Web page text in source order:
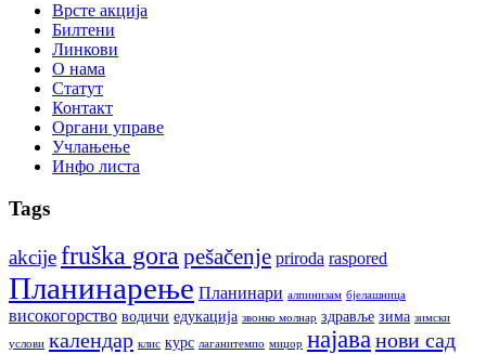
Врсте акција
Билтени
Линкови
О нама
Статут
Контакт
Органи управе
Учлањење
Инфо листа
Tags
akcijefruška gora pešačenje priroda raspored
Планинарење Планинари алпинизам бјелашница
високогорство водичи едукација звонко молнар здравље зима зимски
услови календар клис курс лаганитемпо миџор најава нови сад